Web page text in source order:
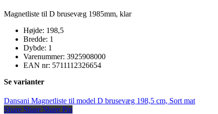
Magnetliste til D brusevæg 1985mm, klar
Højde: 198,5
Bredde: 1
Dybde: 1
Varenummer: 3925908000
EAN nr: 5711112326654
Se varianter
Dansani Magnetliste til model D brusevæg 198,5 cm, Sort mat
Share
Share Share Share Pin